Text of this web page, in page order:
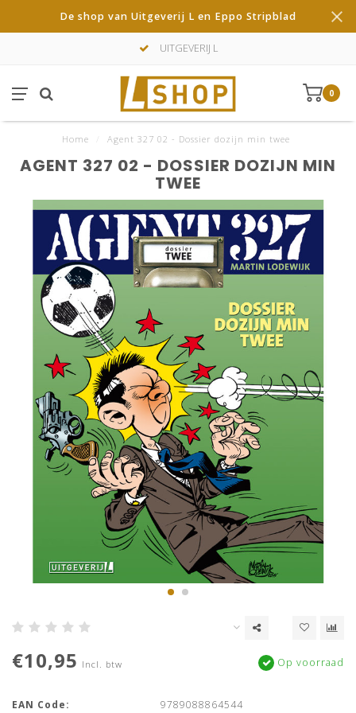
De shop van Uitgeverij L en Eppo Stripblad
UITGEVERIJ L
0
Home Agent 327 02 - Dossier dozijn min twee
AGENT 327 02 - DOSSIER DOZIJN MIN
TWEE
€10,95 Incl. btw Op voorraad
EAN Code: 9789088864544